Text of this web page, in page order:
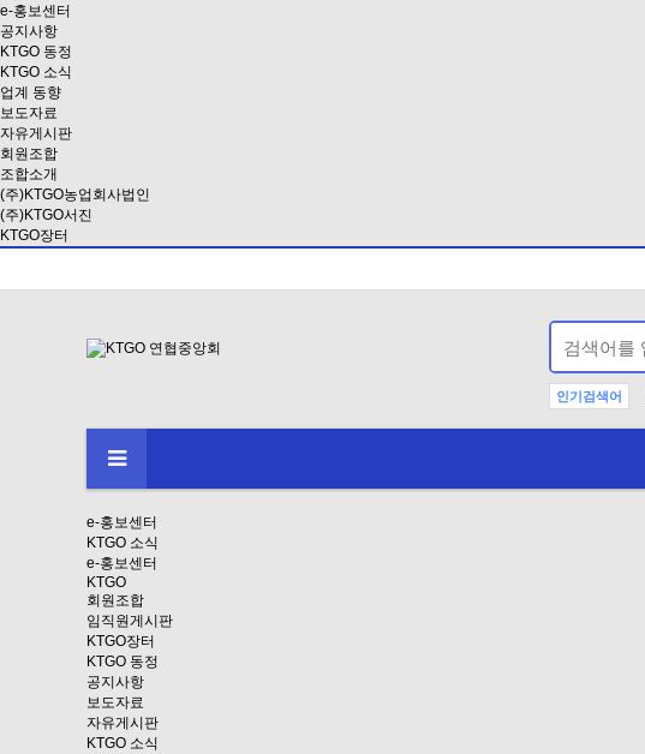
e-홍보센터
공지사항
KTGO 동정
KTGO 소식
업계 동향
보도자료
자유게시판
회원조합
조합소개
(주)KTGO농업회사법인
(주)KTGO서진
KTGO장터
인기검색어
e-홍보센터
KTGO 소식
e-홍보센터
KTGO
회원조합
임직원게시판
KTGO장터
KTGO 동정
공지사항
보도자료
자유게시판
KTGO 소식